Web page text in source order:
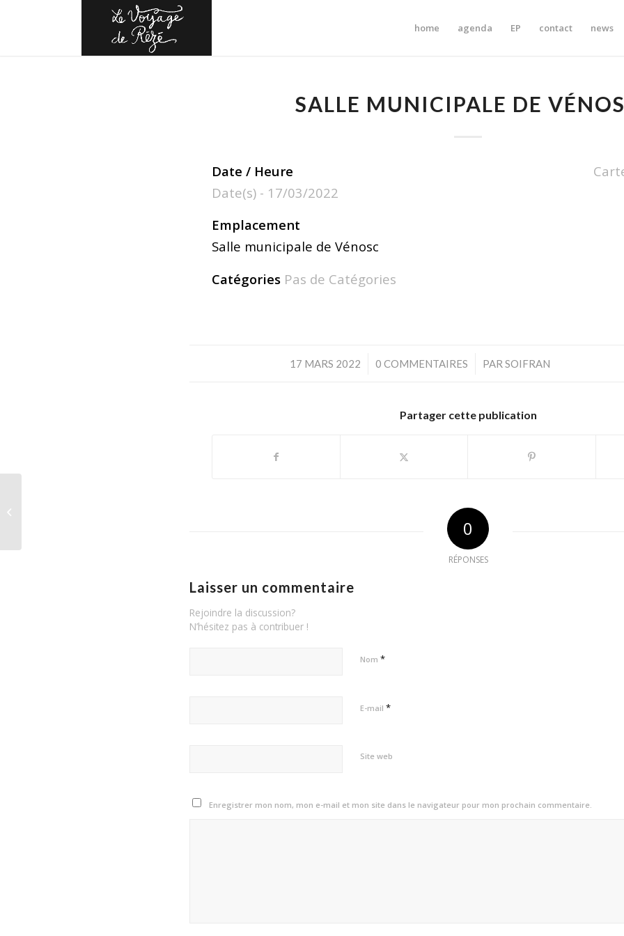
home agenda EP contact news
SALLE MUNICIPALE DE
Date / Heure
Date(s) - 17/03/2022
Emplacement
Salle municipale de Vénosc
Catégories Pas de Catégories
17 MARS 2022
/ 0 COMMENTAIRES
/ PAR SOIFRAN
Partager cette publication
0
RÉPONSES
Laisser un commentaire
Rejoindre la discussion?
N’hésitez pas à contribuer !
Nom *
E-mail *
Site web
Enregistrer mon nom, mon e-mail et mon site dans le navigateur pour mon prochain commentaire.